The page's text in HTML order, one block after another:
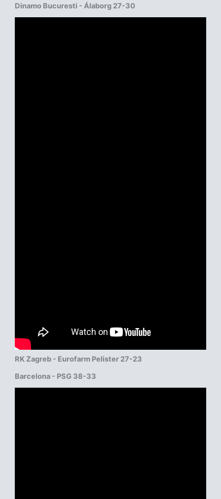
Dinamo Bucuresti - Álaborg 27-30
RK Zagreb - Eurofarm Pelister 27-23
Barcelona - PSG 38-33